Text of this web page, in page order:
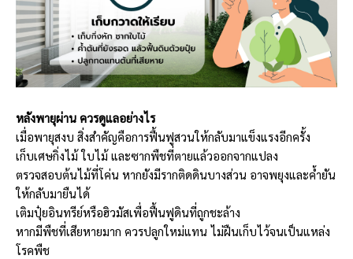
หลังพายุผ่าน ควรดูแลอย่างไร
เมื่อพายุสงบ สิ่งสำคัญคือการฟื้นฟูสวนให้กลับมาแข็งแรงอีกครั้ง
เก็บเศษกิ่งไม้ ใบไม้ และซากพืชที่ตายแล้วออกจากแปลง
ตรวจสอบต้นไม้ที่โค่น หากยังมีรากติดดินบางส่วน อาจพยุงและค้ำยัน
ให้กลับมายืนได้
เติมปุ๋ยอินทรีย์หรือฮิวมัสเพื่อฟื้นฟูดินที่ถูกชะล้าง
หากมีพืชที่เสียหายมาก ควรปลูกใหม่แทน ไม่ฝืนเก็บไว้จนเป็นแหล่ง
โรคพืช